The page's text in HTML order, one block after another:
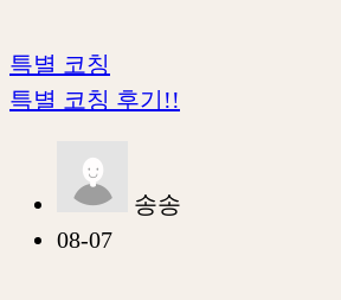
특별 코칭
특별 코칭 후기!!
송송
08-07